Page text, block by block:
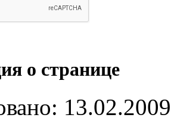
о странице
13.02.2009